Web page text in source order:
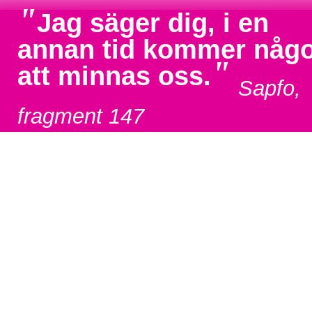
"Jag säger dig, i en
annan tid kommer
att minnas oss. " Sapfo,
fragment 147